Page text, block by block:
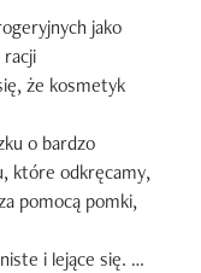
jako
że kosmetyk
o bardzo
które odkręcamy,
pomocą pomki,
i lejące się.